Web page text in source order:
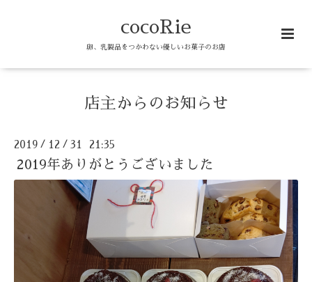
cocoRie
卵、乳製品をつかわない優しいお菓子のお店
店主からのお知らせ
2019 / 12 / 31 21:35
2019年ありがとうございました